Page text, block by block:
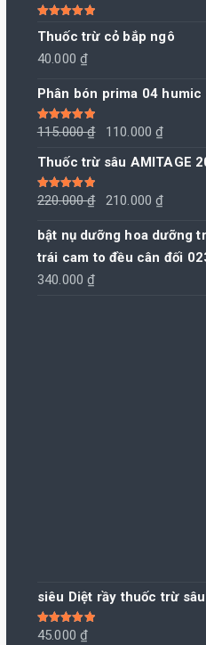
hạng5.005
Thuốc trừ cỏ bắp ngô
40.000₫
Phân bón prima 04
Được xếp
hạng 5.00 5
115.000₫
Giá
gốc
115.000 ₫.
110.000₫
hiện
Thuốc trừ sâu AMITAGE
Được xếp
hạng 5.00 5
220.000₫
Giá
là:
220.000 ₫.
210.000₫
tại
là:
bật nụ dưỡng hoa dưỡng
trái cam to đều cân đối
340.000₫
siêu Diệt rầy thuốc trừ
Được xếp
45.000₫